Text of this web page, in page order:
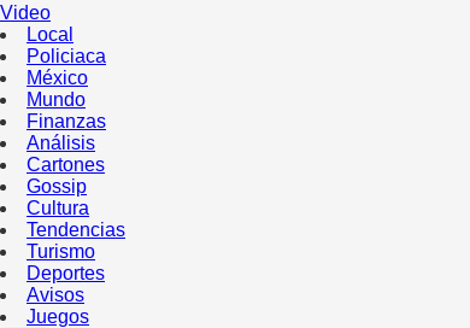
Video
Local
Policiaca
México
Mundo
Finanzas
Análisis
Cartones
Gossip
Cultura
Tendencias
Turismo
Deportes
Avisos
Juegos